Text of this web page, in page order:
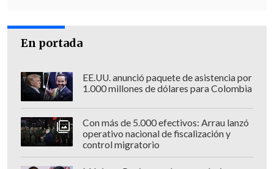
En portada
EE.UU. anunció paquete de asistencia por
1.000 millones de dólares para Colombia
Con más de 5.000 efectivos: Arrau lanzó
operativo nacional de fiscalización y
control migratorio